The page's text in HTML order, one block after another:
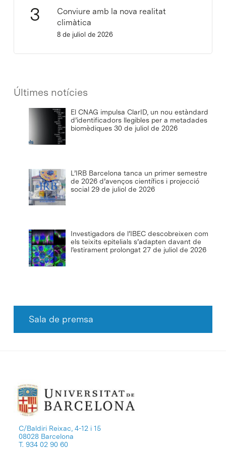
Conviure amb la nova realitat
climàtica
8 de juliol de 2026
Últimes notícies
El CNAG impulsa ClarID, un nou estàndard
d’identificadors llegibles per a metadades
biomèdiques 30 de juliol de 2026
L’IRB Barcelona tanca un primer semestre
de 2026 d’avenços científics i projecció
social 29 de juliol de 2026
Investigadors de l’IBEC descobreixen com
els teixits epitelials s’adapten davant de
l’estirament prolongat 27 de juliol de 2026
Sala de premsa
C/Baldiri Reixac, 4-12 i 15
08028 Barcelona
T. 934 02 90 60